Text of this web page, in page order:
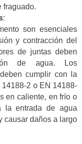
fraguado.
:
son esenciales
y contracción del
de juntas deben
de agua. Los
cumplir con la
2 o EN 14188-
en caliente, en frío o
la entrada de agua
causar daños a largo